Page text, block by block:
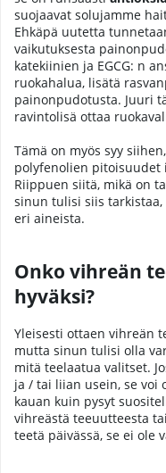
suojaavat solujamme
Ehkäpä uutetta
vaikutuksesta
katekiinien ja EGCG: n
ruokahalua, lisätä
painonpudotusta. Juuri
ravintolisä ottaa
Tämä on myös syy
polyfenolien pitoisuudet
Riippuen siitä, mikä on
sinun tulisi siis
eri aineista.
Onko vihreän
hyväksi?
Yleisesti ottaen vihreän
mutta sinun tulisi olla
mitä teelaatua valitset.
ja / tai liian usein, se
kauan kuin pysyt
vihreästä teeuutteesta
teetä päivässä, se ei ole